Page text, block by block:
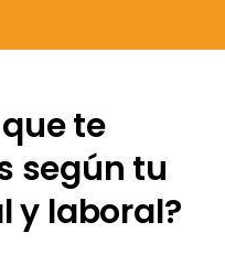
te
según tu
y laboral?